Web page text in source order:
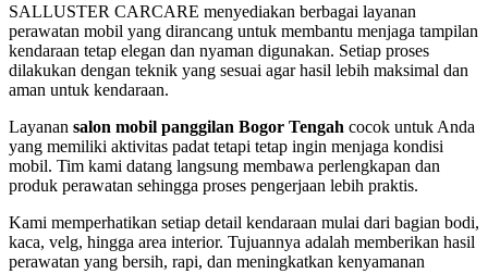
SALLUSTER CARCARE menyediakan berbagai layanan
perawatan mobil yang dirancang untuk membantu menjaga tampilan
kendaraan tetap elegan dan nyaman digunakan. Setiap proses
dilakukan dengan teknik yang sesuai agar hasil lebih maksimal dan
aman untuk kendaraan.
Layanan salon mobil panggilan Bogor Tengah cocok untuk Anda
yang memiliki aktivitas padat tetapi tetap ingin menjaga kondisi
mobil. Tim kami datang langsung membawa perlengkapan dan
produk perawatan sehingga proses pengerjaan lebih praktis.
Kami memperhatikan setiap detail kendaraan mulai dari bagian bodi,
kaca, velg, hingga area interior. Tujuannya adalah memberikan hasil
perawatan yang bersih, rapi, dan meningkatkan kenyamanan